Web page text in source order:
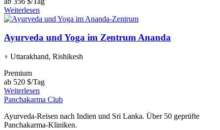
Weiterlesen
Ayurveda und Yoga im Zentrum Ananda
Uttarakhand, Rishikesh
Premium
ab 520 $/Tag
Weiterlesen
Panchakarma Club
Ayurveda-Reisen nach Indien und Sri Lanka. Über 50 geprüfte
Panchakarma-Kliniken.